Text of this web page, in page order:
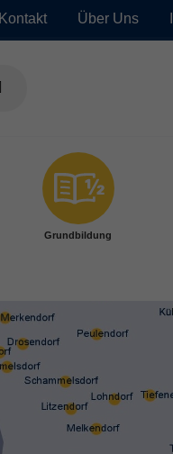
Kontakt Über Uns
Grundbildung